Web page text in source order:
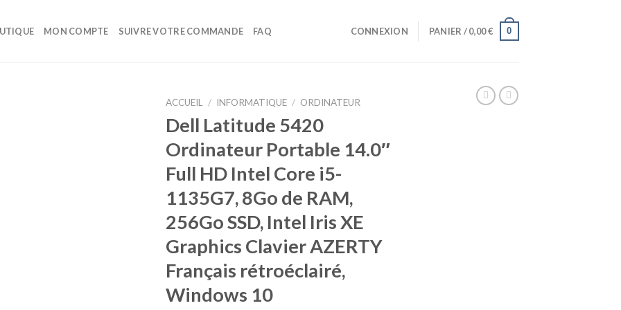
MON COMPTE SUIVRE VOTRE COMMANDE FAQ CONNEXION PANIER /0,00€ 0
ACCUEIL / INFORMATIQUE / ORDINATEUR
Dell Latitude 5420
Ordinateur Portable 14.0″
Full HD Intel Core i5-
1135G7, 8Go de RAM,
256Go SSD, Intel Iris XE
Graphics Clavier AZERTY
Français rétroéclairé,
Windows 10